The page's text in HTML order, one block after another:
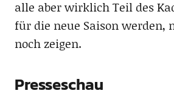
alle aber wirklich Teil des
für die neue Saison werden,
noch zeigen.
Presseschau